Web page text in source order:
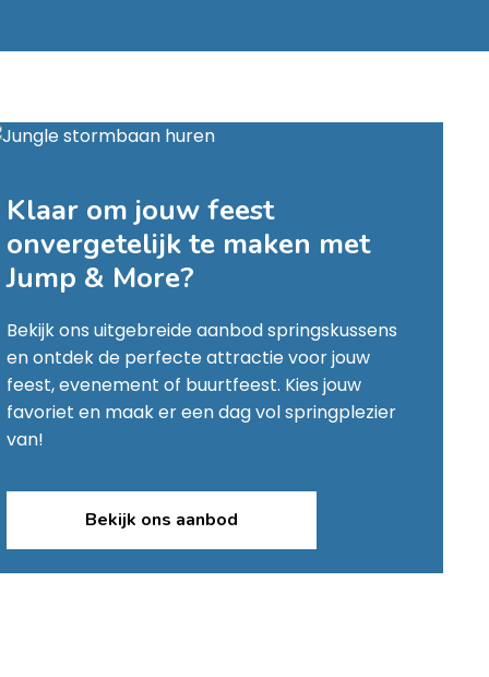
Klaar om jouw feest
onvergetelijk te maken met
Jump & More?
Bekijk ons uitgebreide aanbod springskussens
en ontdek de perfecte attractie voor jouw
feest, evenement of buurtfeest. Kies jouw
favoriet en maak er een dag vol springplezier
van!
Bekijk ons aanbod